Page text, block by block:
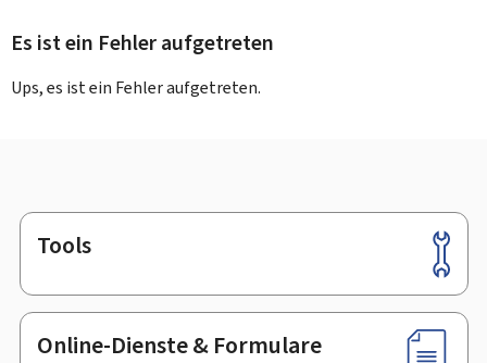
Es ist ein Fehler aufgetreten
Ups, es ist ein Fehler aufgetreten.
Footer
Tools
Online-Dienste & Formulare